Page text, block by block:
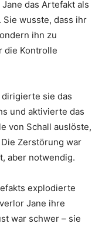
das Artefakt als
Sie wusste, dass ihr
ihn zu
die Kontrolle
sie das
und aktivierte das
von Schall auslöste,
Zerstörung war
aber notwendig.
explodierte
Jane ihre
war schwer – sie